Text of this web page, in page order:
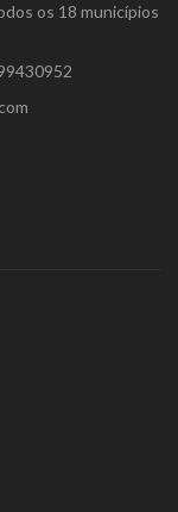
os 18 municípios